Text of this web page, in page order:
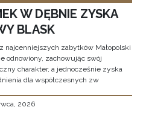
W DĘBNIE ZYSKA
BLASK
najcenniejszych zabytków Małopolski
odnowiony, zachowując swój
charakter, a jednocześnie zyska
dla współczesnych zw
2026